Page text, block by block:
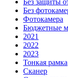
Без
Фотокамера
Бюджетные
2021
2022
2023
Тонкая рамка
Сканер